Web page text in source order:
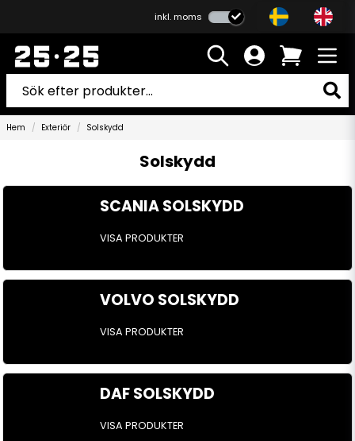
inkl. moms
Hem Exteriör Solskydd
Solskydd
SCANIA SOLSKYDD
VISA PRODUKTER
VOLVO SOLSKYDD
VISA PRODUKTER
DAF SOLSKYDD
VISA PRODUKTER